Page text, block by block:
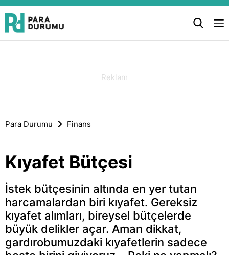
Para Durumu Finans
Kıyafet Bütçesi
İstek bütçesinin altında en yer tutan
harcamalardan biri kıyafet. Gereksiz
kıyafet alımları, bireysel bütçelerde
büyük delikler açar. Aman dikkat,
gardırobumuzdaki kıyafetlerin sadece